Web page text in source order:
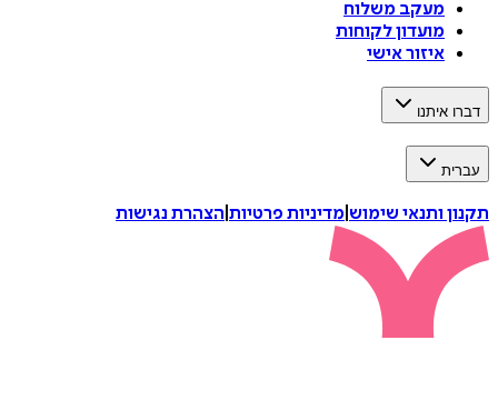
מעקב משלוח
מועדון לקוחות
איזור אישי
דברו איתנו
עברית
תקנון ותנאי שימוש מדיניות פרטיות הצהרת נגישות